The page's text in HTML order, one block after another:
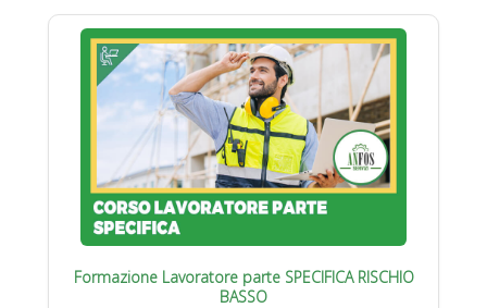
Formazione Lavoratore parte SPECIFICA RISCHIO
BASSO